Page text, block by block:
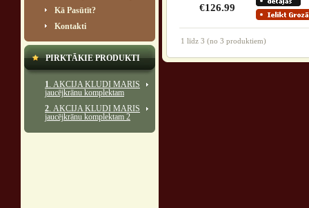
Kā Pasūtīt?
Kontakti
PIRKTĀKIE PRODUKTI
1. AKCIJA KLUDI MARIS
jaucējkrānu komplektam
2. AKCIJA KLUDI MARIS
jaucējkrānu komplektam 2
€126.99
1 līdz 3 (no 3 produktiem)